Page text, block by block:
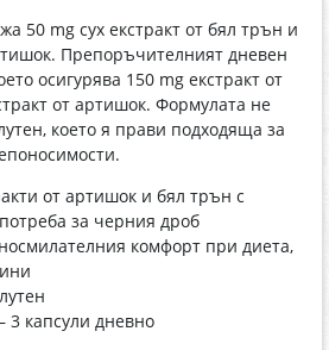
50 mg сух екстракт от бял трън и
Препоръчителният дневен
осигурява 150 mg екстракт от
от артишок. Формулата не
което я прави подходяща за
от артишок и бял трън с
за черния дроб
комфорт при диета,
3 капсули дневно